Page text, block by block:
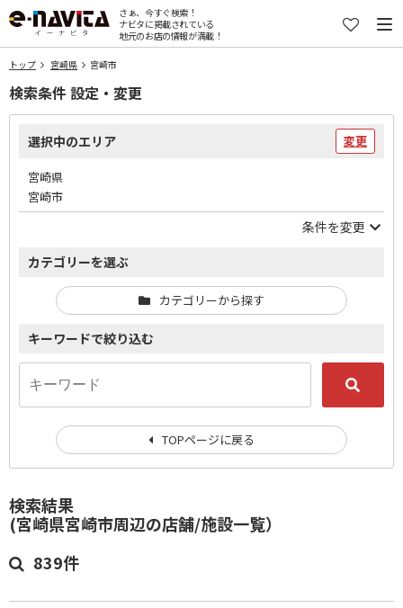
さぁ、今すぐ検索！
ナビタに掲載されている
地元のお店の情報が満載！
トップ 宮崎県 宮崎市
検索結果
(宮崎県宮崎市周辺の店舗/施設一覧）
839件
検索条件 設定・変更
選択中のエリア 変更
宮崎県
宮崎市
条件を変更
カテゴリーを選ぶ
カテゴリーから探す
キーワードで絞り込む
TOPページに戻る